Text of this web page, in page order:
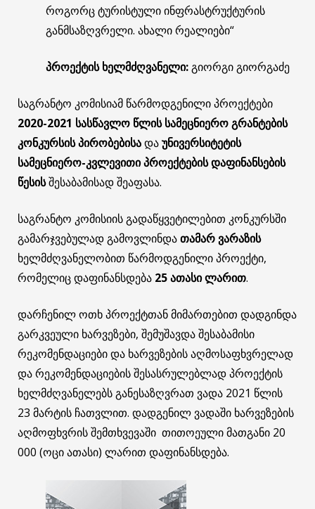
როგორც ტურისტული ინფრასტრუქტურის
განმსაზღვრელი. ახალი რეალიები“
პროექტის ხელმძღვანელი:გიორგი გიორგაძე
საგრანტო კომისიამ წარმოდგენილი პროექტები
2020-2021 სასწავლო წლის სამეცნიერო გრანტების
კონკურსის პირობებისადაუნივერსიტეტის
სამეცნიერო-კვლევითი პროექტების დაფინანსების
წესისშესაბამისად შეაფასა.
საგრანტო კომისიის გადაწყვეტილებით კონკურსში
გამარჯვებულად გამოვლინდათამარ ვარაზის
ხელმძღვანელობით წარმოდგენილი პროექტი,
რომელიც დაფინანსდება 25 ათასი ლარით.
დარჩენილ ოთხ პროექტთან მიმართებით დადგინდა
გარკვეული ხარვეზები, შემუშავდა შესაბამისი
რეკომენდაციები და ხარვეზების აღმოსაფხვრელად
და რეკომენდაციების შესასრულებლად პროექტის
ხელმძღვანელებს განესაზღვრათ ვადა 2021 წლის
23 მარტის ჩათვლით. დადგენილ ვადაში ხარვეზების
აღმოფხვრის შემთხვევაში თითოეული მათგანი 20
000 (ოცი ათასი) ლარით დაფინანსდება.